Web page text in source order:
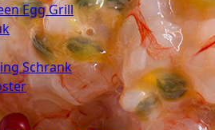
Egg Grill
Schrank